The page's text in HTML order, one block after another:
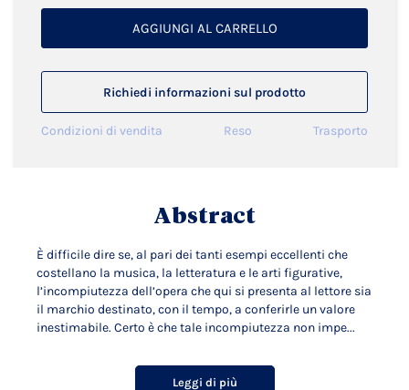
AGGIUNGI AL CARRELLO
Richiedi informazioni sul prodotto
Condizioni di vendita Reso Trasporto
Abstract
È difficile dire se, al pari dei tanti esempi eccellenti che
costellano la musica, la letteratura e le arti figurative,
l’incompiutezza dell’opera che qui si presenta al lettore sia
il marchio destinato, con il tempo, a conferirle un valore
inestimabile. Certo è che tale incompiutezza non impe...
Leggi di più